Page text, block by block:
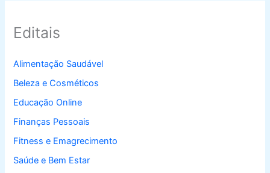
Editais
Alimentação Saudável
Beleza e Cosméticos
Educação Online
Finanças Pessoais
Fitness e Emagrecimento
Saúde e Bem Estar